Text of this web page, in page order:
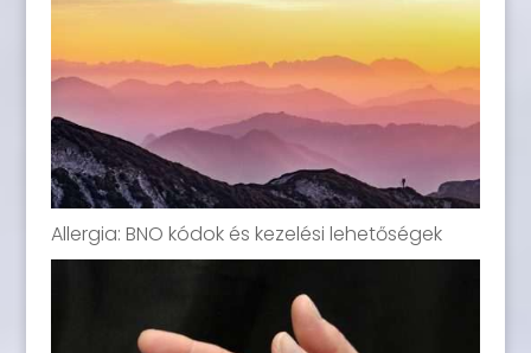
Allergia: BNO kódok és kezelési lehetőségek